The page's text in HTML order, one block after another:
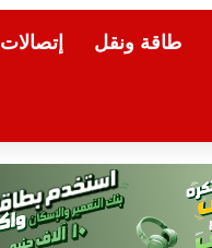
طاقة ونقل إتصالات